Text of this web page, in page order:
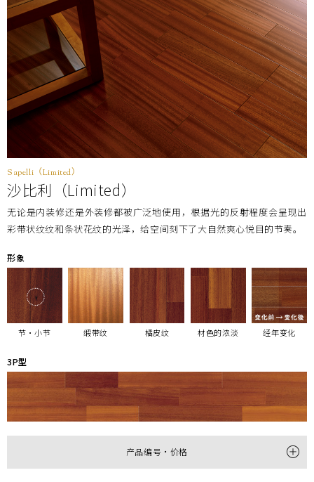
价格 (不含税) ￥53,000/梱(￥16,070/㎡)
Sapelli（Limited）
沙比利（Limited）
无论是内装修还是外装修都被广泛地使用，根据光的反射程度会呈现出
彩带状纹纹和条状花纹的光泽，给空间刻下了大自然爽心悦目的节奏。
形象
节・小节 缎带纹 橘皮纹 材色的浓淡 经年变化
3P型
产品编号・价格